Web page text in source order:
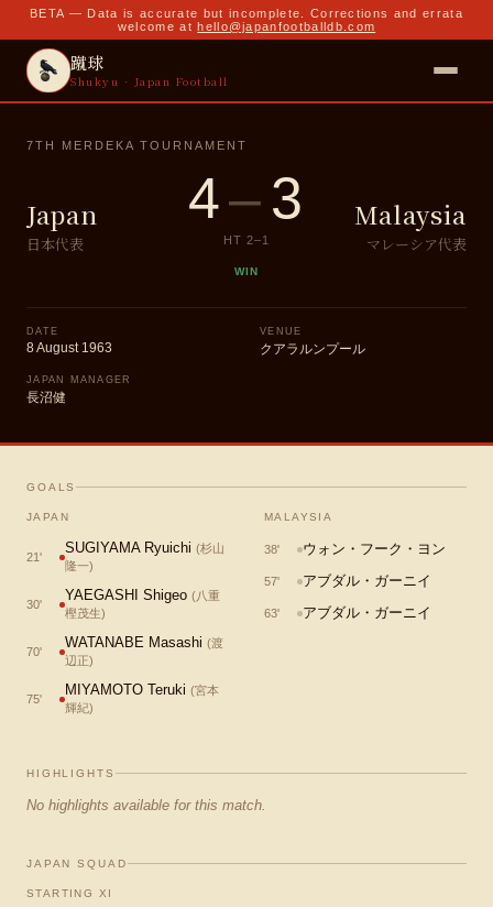
BETA — Data is accurate but incomplete. Corrections and errata
welcome at hello@japanfootballdb.com
蹴球
Shukyu · Japan Football
7TH MERDEKA TOURNAMENT
Japan
日本代表
4–3
HT 2–1
WIN
Malaysia
マレーシア代表
DATE
8 August 1963
VENUE
クアラルンプール
JAPAN MANAGER
長沼健
GOALS
JAPAN
21'
SUGIYAMA Ryuichi (杉山
隆一)
30'
YAEGASHI Shigeo (八重
樫茂生)
70'
WATANABE Masashi (渡
辺正)
75'
MIYAMOTO Teruki (宮本
輝紀)
MALAYSIA
38' ウォン・フーク・ヨン
57' アブダル・ガーニイ
63' アブダル・ガーニイ
HIGHLIGHTS
No highlights available for this match.
JAPAN SQUAD
STARTING XI